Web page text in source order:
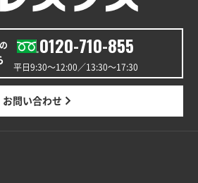
0120-710-855
平日9:30〜12:00／13:30〜17:30
お問い合わせ